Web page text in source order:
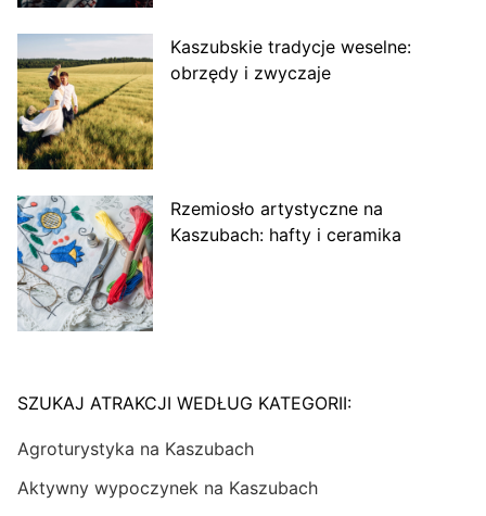
Kaszubskie tradycje weselne:
obrzędy i zwyczaje
Rzemiosło artystyczne na
Kaszubach: hafty i ceramika
SZUKAJ ATRAKCJI WEDŁUG KATEGORII:
Agroturystyka na Kaszubach
Aktywny wypoczynek na Kaszubach